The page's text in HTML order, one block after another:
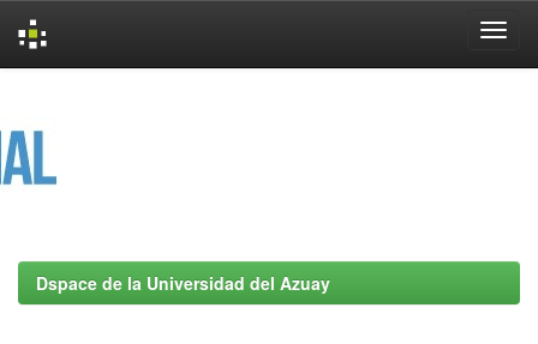
Dspace de la Universidad del Azuay